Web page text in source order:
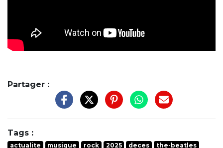
Partager :
Tags :
actualite musique rock 2025 deces
the-beatles